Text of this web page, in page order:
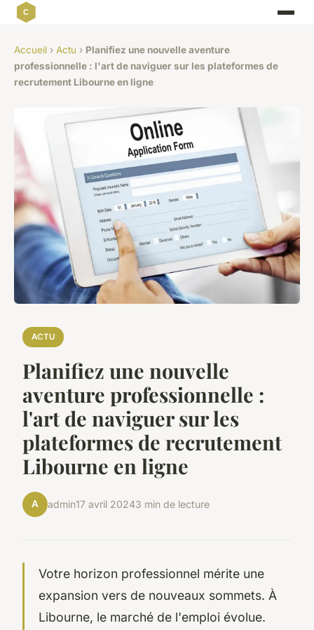
Accueil › Actu › Planifiez une nouvelle aventure
professionnelle : l'art de naviguer sur les plateformes de
recrutement Libourne en ligne
ACTU
Planifiez une nouvelle
aventure professionnelle :
l'art de naviguer sur les
plateformes de recrutement
Libourne en ligne
A admin17 avril 20243 min de lecture
Votre horizon professionnel mérite une
expansion vers de nouveaux sommets. À
Libourne, le marché de l'emploi évolue.